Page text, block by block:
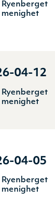
Ryenberget
menighet
04-12
Ryenberget
menighet
04-05
Ryenberget
menighet